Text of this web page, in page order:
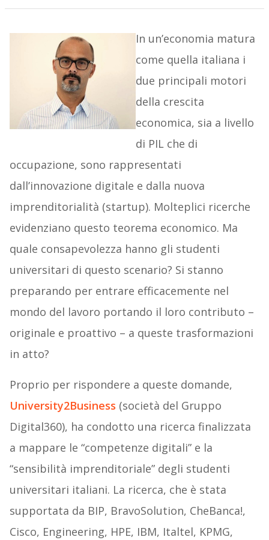
In un’economia matura
come quella italiana i
due principali motori
della crescita
economica, sia a livello
di PIL che di
occupazione, sono rappresentati
dall’innovazione digitale e dalla nuova
imprenditorialità (startup). Molteplici ricerche
evidenziano questo teorema economico. Ma
quale consapevolezza hanno gli studenti
universitari di questo scenario? Si stanno
preparando per entrare efficacemente nel
mondo del lavoro portando il loro contributo –
originale e proattivo – a queste trasformazioni
in atto?
Proprio per rispondere a queste domande,
University2Business (società del Gruppo
Digital360), ha condotto una ricerca finalizzata
a mappare le “competenze digitali” e la
“sensibilità imprenditoriale” degli studenti
universitari italiani. La ricerca, che è stata
supportata da BIP, BravoSolution, CheBanca!,
Cisco, Engineering, HPE, IBM, Italtel, KPMG,